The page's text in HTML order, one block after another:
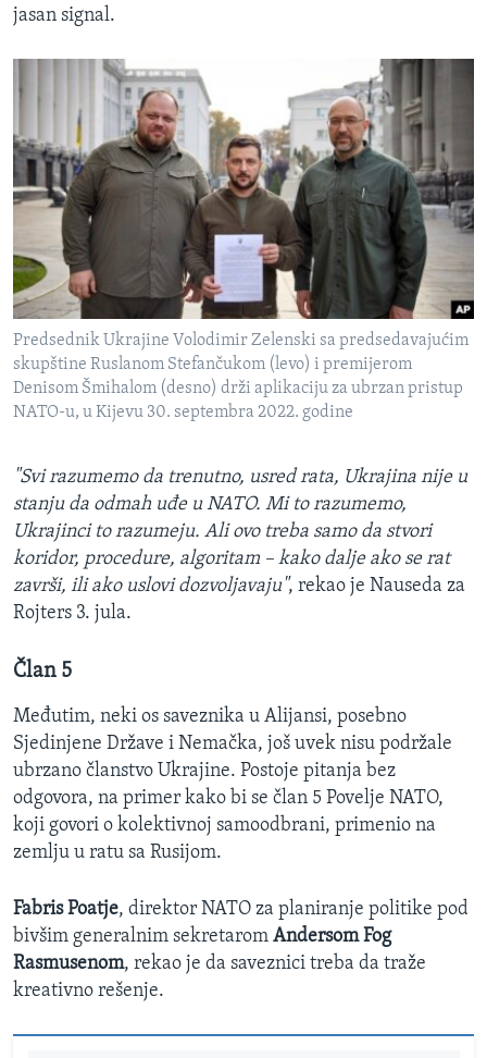
jasan signal.
Predsednik Ukrajine Volodimir Zelenski sa predsedavajućim
skupštine Ruslanom Stefančukom (levo) i premijerom
Denisom Šmihalom (desno) drži aplikaciju za ubrzan pristup
NATO-u, u Kijevu 30. septembra 2022. godine
"Svi razumemo da trenutno, usred rata, Ukrajina nije u
stanju da odmah uđe u NATO. Mi to razumemo,
Ukrajinci to razumeju. Ali ovo treba samo da stvori
koridor, procedure, algoritam – kako dalje ako se rat
završi, ili ako uslovi dozvoljavaju", rekao je Nauseda za
Rojters 3. jula.
Član 5
Međutim, neki os saveznika u Alijansi, posebno
Sjedinjene Države i Nemačka, još uvek nisu podržale
ubrzano članstvo Ukrajine. Postoje pitanja bez
odgovora, na primer kako bi se član 5 Povelje NATO,
koji govori o kolektivnoj samoodbrani, primenio na
zemlju u ratu sa Rusijom.
Fabris Poatje, direktor NATO za planiranje politike pod
bivšim generalnim sekretarom Andersom Fog
Rasmusenom, rekao je da saveznici treba da traže
kreativno rešenje.